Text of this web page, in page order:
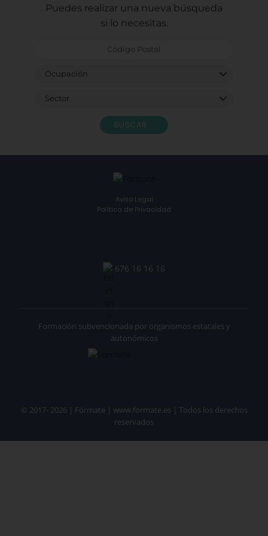
Puedes realizar una nueva búsqueda
si lo necesitas.
BUSCAR
Aviso Legal
Política de Privacidad
676 16 16 16
© 2017- 2026 | Fórmate | www.formate.es | Todos los derechos
reservados
Formación subvencionada por organismos estatales y
autonómicos